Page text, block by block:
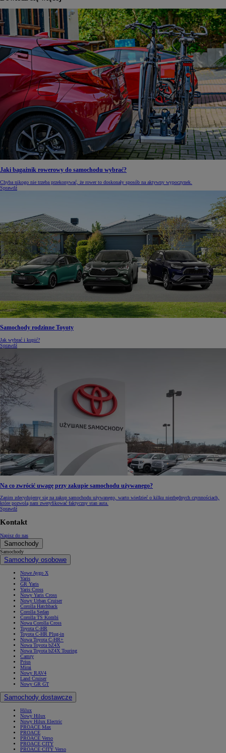
Jaki bagażnik rowerowy do samochodu wybrać?
Chyba nikogo nie trzeba przekonywać, że rower to doskonały sposób na aktywny wypoczynek.
Sprawdź
Samochody rodzinne Toyoty
Jak wybrać i kupić?
Sprawdź
Na co zwrócić uwagę przy zakupie samochodu używanego?
Zanim zdecydujemy się na zakup samochodu używanego, warto wiedzieć o kilku niezbędnych czynnościach,
które pozwolą nam zweryfikować faktyczny stan auta.
Sprawdź
Kontakt
Napisz do nas
Samochody
Samochody
Samochody osobowe
Nowe Aygo X
Yaris
GR Yaris
Yaris Cross
Nowy Yaris Cross
Nowy Urban Cruiser
Corolla Hatchback
Corolla Sedan
Corolla TS Kombi
Nowa Corolla Cross
Toyota C-HR
Toyota C-HR Plug-in
Nowa Toyota C-HR+
Nowa Toyota bZ4X
Nowa Toyota bZ4X Touring
Camry
Prius
Mirai
Nowy RAV4
Land Cruiser
Nowy GR GT
Samochody dostawcze
Hilux
Nowy Hilux
Nowy Hilux Electric
PROACE Max
PROACE
PROACE Verso
PROACE CITY
PROACE CITY Verso